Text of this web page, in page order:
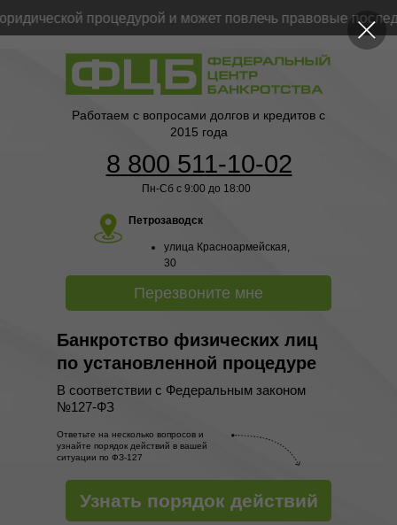
процедурой и может повлечь правовые
В соответствии с Федеральным законом
№127-ФЗ
Банкротство физических лиц
по установленной процедуре
Узнать порядок действий
Ответьте на несколько вопросов и
узнайте порядок действий в вашей
ситуации по ФЗ-127
Перезвоните мне
8 800 511-10-02
Пн-Сб с 9:00 до 18:00
Петрозаводск
улица Красноармейская,
30
Работаем с вопросами долгов и кредитов с
2015 года